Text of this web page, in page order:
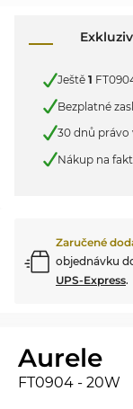
Ještě 1
Bezplatné
30 dnů právo
Nákup na
Zaručené
objednávku
UPS-Express.
Aurele
FT0904 - 20W